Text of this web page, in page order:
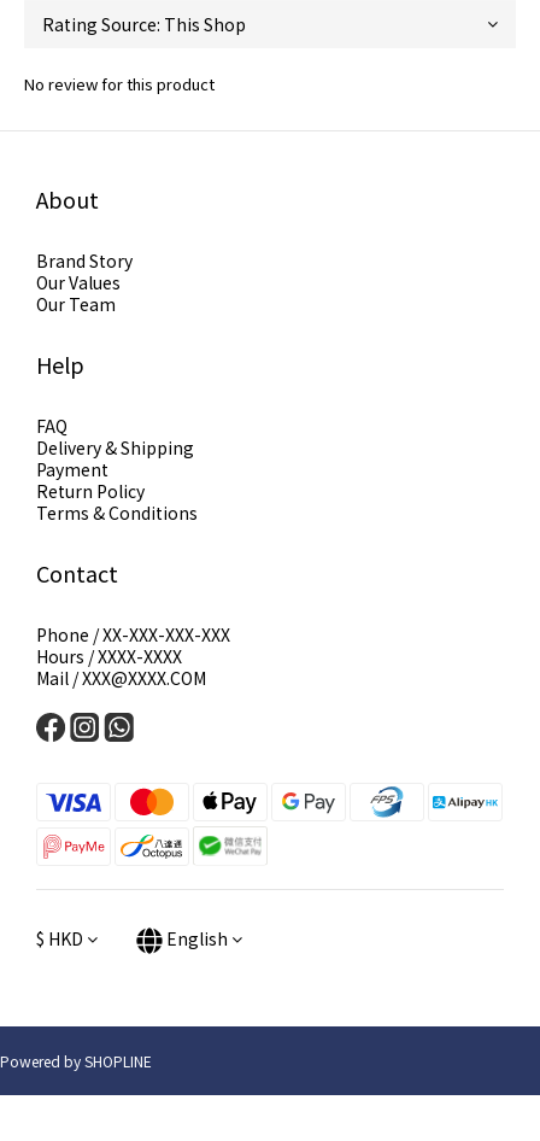
No review for this product
About
Brand Story
Our Values
Our Team
Help
FAQ
Delivery & Shipping
Payment
Return Policy
Terms & Conditions
Contact
Phone / XX-XXX-XXX-XXX
Hours / XXXX-XXXX
Mail / XXX@XXXX.COM
$ HKD English
Powered by SHOPLINE